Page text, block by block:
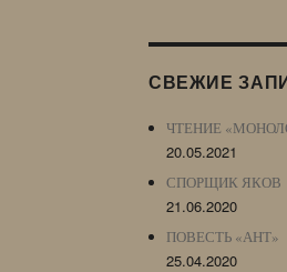
Archive)
СВЕЖИЕ
ЧТЕНИЕ
20.05.2021
СПОРЩИК ЯКОВ
21.06.2020
ПОВЕСТЬ «АНТ»
25.04.2020